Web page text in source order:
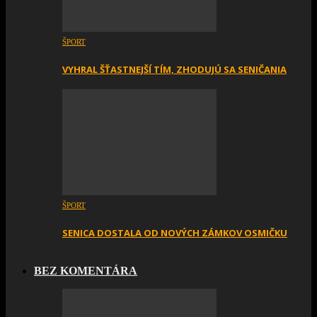
ŠPORT
VYHRAL ŠŤASTNEJŠÍ TÍM, ZHODUJÚ SA SENIČANIA
ŠPORT
SENICA DOSTALA OD NOVÝCH ZÁMKOV OSMIČKU
BEZ KOMENTÁRA